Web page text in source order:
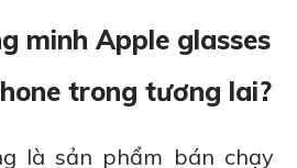
minh Apple glasses
trong tương lai?
là sản phẩm bán chạy